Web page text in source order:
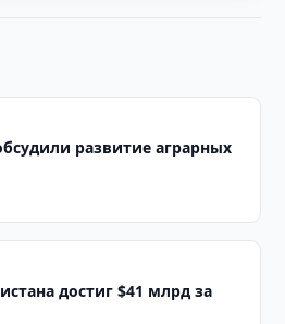
развитие аграрных
достиг $41 млрд за